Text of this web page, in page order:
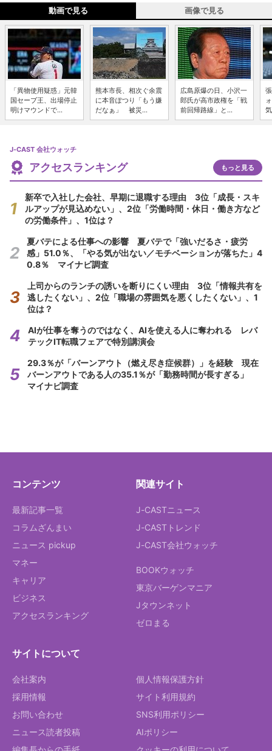
動画で見る 画像で見る
「異物使用疑惑」元韓
国セーブ王、出場停止
明けマウンドで...
熊本市長、相次ぐ余震
に本音ぽつり「もう嫌
だなぁ」 被災...
広島原爆の日、小沢一
郎氏が高市政権を「戦
前回帰路線」と...
J-CAST 会社ウォッチ
アクセスランキング もっと見る
新卒で入社した会社、早期に退職する理由 3位「成長・スキ
ルアップが見込めない」、2位「労働時間・休日・働き方など
の労働条件」、1位は？
夏バテによる仕事への影響 夏バテで「強いだるさ・疲労
感」51.0％、「やる気が出ない／モチベーションが落ちた」4
0.8％ マイナビ調査
上司からのランチの誘いを断りにくい理由 3位「情報共有を
逃したくない」、2位「職場の雰囲気を悪くしたくない」、1
位は？
AIが仕事を奪うのではなく、AIを使える人に奪われる レバ
テックIT転職フェアで特別講演会
29.3％が「バーンアウト（燃え尽き症候群）」を経験 現在
バーンアウトである人の35.1％が「勤務時間が長すぎる」
マイナビ調査
コンテンツ
最新記事一覧
コラムざんまい
ニュース pickup
マネー
キャリア
ビジネス
アクセスランキング
関連サイト
J-CASTニュース
J-CASTトレンド
J-CAST会社ウォッチ
BOOKウォッチ
東京バーゲンマニア
Jタウンネット
ゼロまる
サイトについて
会社案内
採用情報
お問い合わせ
ニュース読者投稿
個人情報保護方針
サイト利用規約
SNS利用ポリシー
AIポリシー